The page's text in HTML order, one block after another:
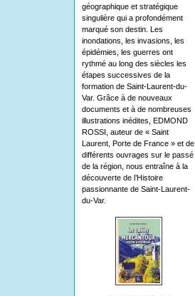
géographique et stratégique
singulière qui a profondément
marqué son destin. Les
inondations, les invasions, les
épidémies, les guerres ont
rythmé au long des siècles les
étapes successives de la
formation de Saint-Laurent-du-
Var. Grâce à de nouveaux
documents et à de nombreuses
illustrations inédites, EDMOND
ROSSI, auteur de « Saint
Laurent, Porte de France » et de
différents ouvrages sur le passé
de la région, nous entraîne à la
découverte de l’Histoire
passionnante de Saint-Laurent-
du-Var.